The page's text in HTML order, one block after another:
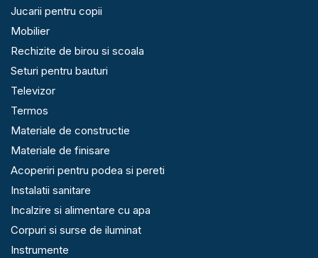
Jucarii pentru copii
Mobilier
Rechizite de birou si scoala
Seturi pentru bauturi
Televizor
Termos
Materiale de constructie
Materiale de finisare
Acoperiri pentru podea si pereti
Instalatii sanitare
Incalzire si alimentare cu apa
Corpuri si surse de iluminat
Instrumente